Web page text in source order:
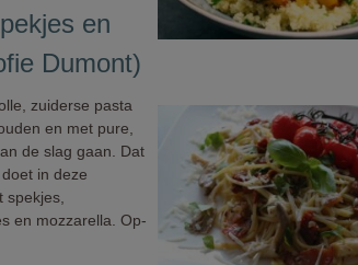
en
Dumont)
zuiderse pasta
en met pure,
de slag gaan. Dat
in deze
en mozzarella. Op-